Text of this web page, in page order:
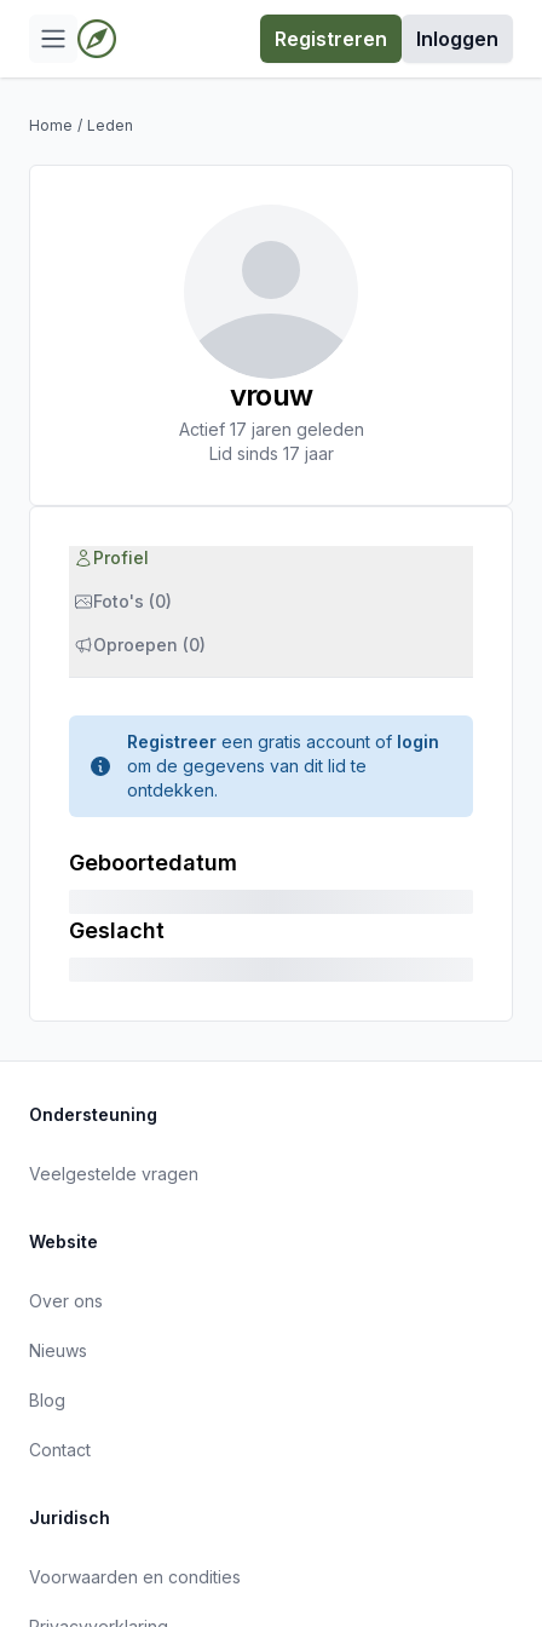
Registreren Inloggen
Home / Leden
vrouw
Actief 17 jaren geleden
Lid sinds 17 jaar
Profiel
Foto's (0)
Oproepen (0)
Registreer een gratis account of login
om de gegevens van dit lid te
ontdekken.
Geboortedatum
Geslacht
Ondersteuning
Veelgestelde vragen
Website
Over ons
Nieuws
Blog
Contact
Juridisch
Voorwaarden en condities